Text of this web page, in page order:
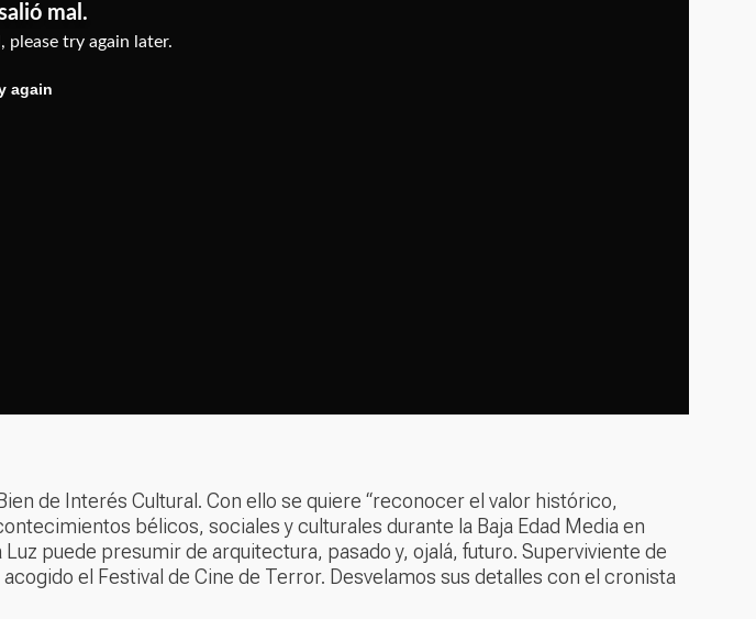
de Interés Cultural. Con ello se quiere “reconocer el valor histórico,
bélicos, sociales y culturales durante la Baja Edad Media en
puede presumir de arquitectura, pasado y, ojalá, futuro. Superviviente de
el Festival de Cine de Terror. Desvelamos sus detalles con el cronista